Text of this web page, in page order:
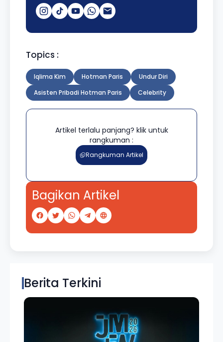
Topics :
Iqlima Kim Hotman Paris
Undur Diri
Asisten Pribadi Hotman Paris
Celebrity
Artikel terlalu panjang? klik untuk
rangkuman :
Rangkuman Artikel
Bagikan Artikel
Berita Terkini